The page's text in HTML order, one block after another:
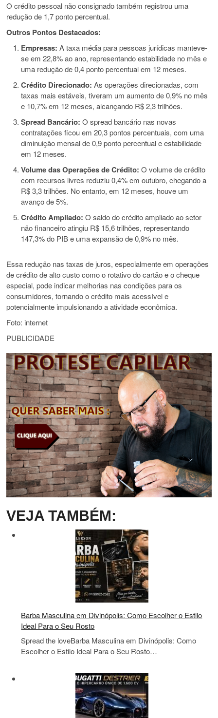
O crédito pessoal não consignado também registrou uma
redução de 1,7 ponto percentual.
Outros Pontos Destacados:
Empresas: A taxa média para pessoas jurídicas manteve-
se em 22,8% ao ano, representando estabilidade no mês e
uma redução de 0,4 ponto percentual em 12 meses.
Crédito Direcionado: As operações direcionadas, com
taxas mais estáveis, tiveram um aumento de 0,9% no mês
e 10,7% em 12 meses, alcançando R$ 2,3 trilhões.
Spread Bancário: O spread bancário nas novas
contratações ficou em 20,3 pontos percentuais, com uma
diminuição mensal de 0,9 ponto percentual e estabilidade
em 12 meses.
Volume das Operações de Crédito: O volume de crédito
com recursos livres reduziu 0,4% em outubro, chegando a
R$ 3,3 trilhões. No entanto, em 12 meses, houve um
avanço de 5%.
Crédito Ampliado: O saldo do crédito ampliado ao setor
não financeiro atingiu R$ 15,6 trilhões, representando
147,3% do PIB e uma expansão de 0,9% no mês.
Essa redução nas taxas de juros, especialmente em operações
de crédito de alto custo como o rotativo do cartão e o cheque
especial, pode indicar melhorias nas condições para os
consumidores, tornando o crédito mais acessível e
potencialmente impulsionando a atividade econômica.
Foto: internet
PUBLICIDADE
VEJA TAMBÉM:
Barba Masculina em Divinópolis: Como Escolher o Estilo
Ideal Para o Seu Rosto
Spread the loveBarba Masculina em Divinópolis: Como
Escolher o Estilo Ideal Para o Seu Rosto…